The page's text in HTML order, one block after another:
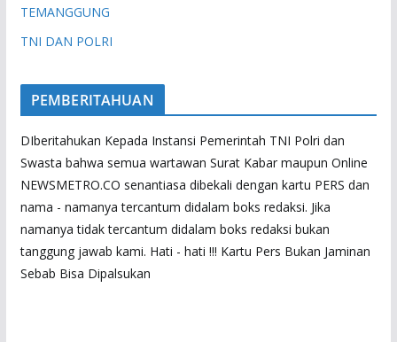
TEMANGGUNG
TNI DAN POLRI
PEMBERITAHUAN
DIberitahukan Kepada Instansi Pemerintah TNI Polri dan
Swasta bahwa semua wartawan Surat Kabar maupun Online
NEWSMETRO.CO senantiasa dibekali dengan kartu PERS dan
nama - namanya tercantum didalam boks redaksi. Jika
namanya tidak tercantum didalam boks redaksi bukan
tanggung jawab kami. Hati - hati !!! Kartu Pers Bukan Jaminan
Sebab Bisa Dipalsukan